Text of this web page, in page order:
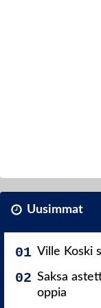
Uusimmat
Ville Koski
Saksa
oppia